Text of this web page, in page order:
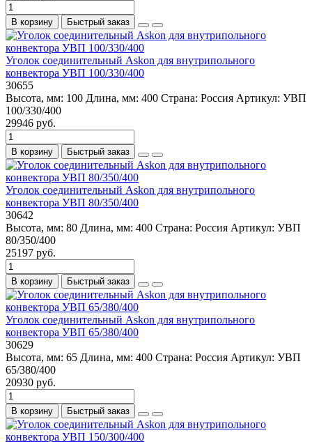
В корзину Быстрый заказ
Уголок соединительный Askon для внутрипольного
конвектора УВП 100/330/400
30655
Высота, мм: 100 Длина, мм: 400 Страна: Россия Артикул: УВП
100/330/400
29946 руб.
В корзину Быстрый заказ
Уголок соединительный Askon для внутрипольного
конвектора УВП 80/350/400
30642
Высота, мм: 80 Длина, мм: 400 Страна: Россия Артикул: УВП
80/350/400
25197 руб.
В корзину Быстрый заказ
Уголок соединительный Askon для внутрипольного
конвектора УВП 65/380/400
30629
Высота, мм: 65 Длина, мм: 400 Страна: Россия Артикул: УВП
65/380/400
20930 руб.
В корзину Быстрый заказ